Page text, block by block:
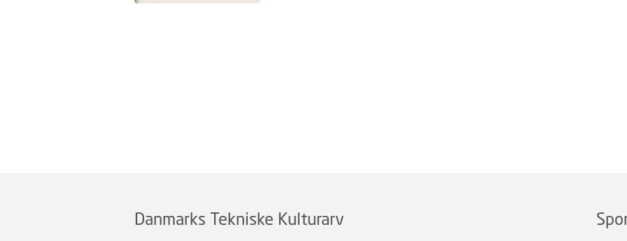
Danmarks Tekniske Kulturarv